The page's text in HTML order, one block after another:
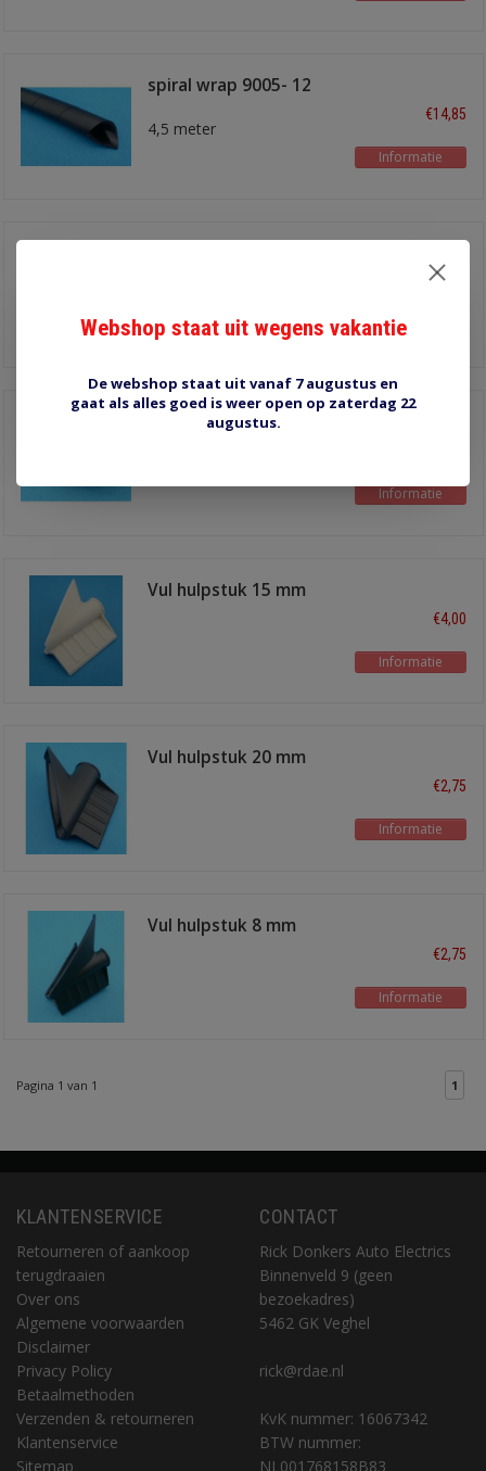
spiral wrap 9005- 12
4,5 meter
€14,85
Informatie
€9,50
Informatie
spiral wrap 9007- 20
Informatie
Vul hulpstuk 15 mm
€4,00
Informatie
Vul hulpstuk 20 mm
€2,75
Informatie
Vul hulpstuk 8 mm
€2,75
Informatie
Pagina 1 van 1 1
KLANTENSERVICE
Retourneren of aankoop
terugdraaien
Over ons
Algemene voorwaarden
Disclaimer
Privacy Policy
Betaalmethoden
Verzenden & retourneren
Klantenservice
Sitemap
CONTACT
Rick Donkers Auto Electrics
Binnenveld 9 (geen
bezoekadres)
5462 GK Veghel
rick@rdae.nl
KvK nummer: 16067342
BTW nummer:
NL001768158B83
Webshop staat uit wegens vakantie
De webshop staat uit vanaf 7 augustus en
gaat als alles goed is weer open op zaterdag 22
augustus.